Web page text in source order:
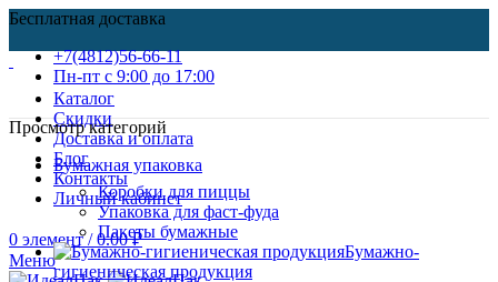
Бесплатная доставка
+7(4812)56-66-11
Пн-пт c 9:00 до 17:00
Каталог
Скидки
Доставка и оплата
Блог
Контакты
Личный кабинет
0 элемент / 0.00₽
Меню
Просмотр категорий
Бумажная упаковка
Коробки для пиццы
Упаковка для фаст-фуда
Пакеты бумажные
Бумажно-
гигиеническая продукция